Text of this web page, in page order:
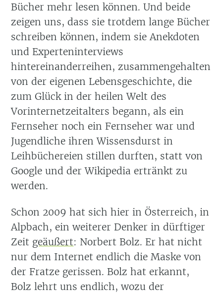
Bücher mehr lesen können. Und beide
zeigen uns, dass sie trotdem lange Bücher
schreiben können, indem sie Anekdoten
und Experteninterviews
hintereinanderreihen, zusammengehalten
von der eigenen Lebensgeschichte, die
zum Glück in der heilen Welt des
Vorinternetzeitalters begann, als ein
Fernseher noch ein Fernseher war und
Jugendliche ihren Wissensdurst in
Leihbüchereien stillen durften, statt von
Google und der Wikipedia ertränkt zu
werden.
Schon 2009 hat sich hier in Österreich, in
Alpbach, ein weiterer Denker in dürftiger
Zeit geäußert: Norbert Bolz. Er hat nicht
nur dem Internet endlich die Maske von
der Fratze gerissen. Bolz hat erkannt,
Bolz lehrt uns endlich, wozu der